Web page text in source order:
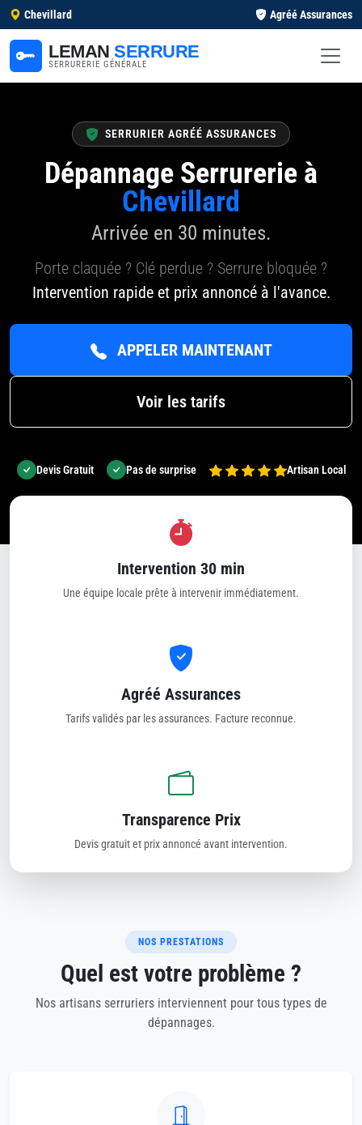
Chevillard Agréé Assurances
LEMAN SERRURE
SERRURERIE GÉNÉRALE
SERRURIER AGRÉÉ ASSURANCES
Dépannage Serrurerie à
Chevillard
Arrivée en 30 minutes.
Porte claquée ? Clé perdue ? Serrure bloquée ?
Intervention rapide et prix annoncé à l'avance.
APPELER MAINTENANT
Voir les tarifs
Devis Gratuit Pas de surprise Artisan Local
Intervention 30 min
Une équipe locale prête à intervenir immédiatement.
Agréé Assurances
Tarifs validés par les assurances. Facture reconnue.
Transparence Prix
Devis gratuit et prix annoncé avant intervention.
NOS PRESTATIONS
Quel est votre problème ?
Nos artisans serruriers interviennent pour tous types de
dépannages.